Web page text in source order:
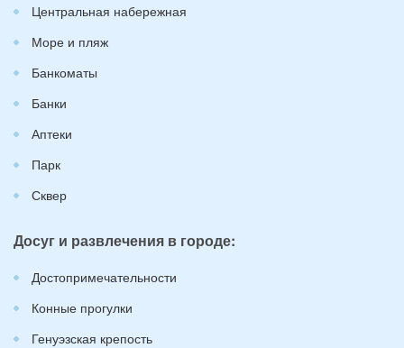
Центральная набережная
Море и пляж
Банкоматы
Банки
Аптеки
Парк
Сквер
Досуг и развлечения в городе:
Достопримечательности
Конные прогулки
Генуэзская крепость